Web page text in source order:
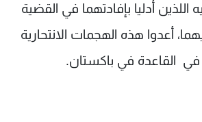
اللذين أدليا بإفادتهما في القضية
أعدوا هذه الهجمات الانتحارية
القاعدة في باكستان.